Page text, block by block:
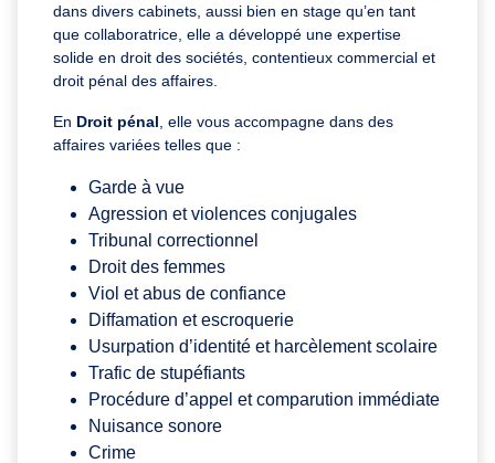
dans divers cabinets, aussi bien en stage qu’en tant
que collaboratrice, elle a développé une expertise
solide en droit des sociétés, contentieux commercial et
droit pénal des affaires.
En Droit pénal , elle vous accompagne dans des
affaires variées telles que :
Garde à vue
Agression et violences conjugales
Tribunal correctionnel
Droit des femmes
Viol et abus de confiance
Diffamation et escroquerie
Usurpation d’identité et harcèlement scolaire
Trafic de stupéfiants
Procédure d’appel et comparution immédiate
Nuisance sonore
Crime